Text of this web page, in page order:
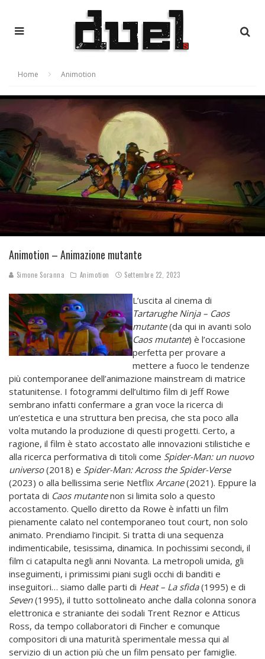
Home Animotion
Animotion – Animazione mutante
Simone Soranna Animotion Settembre 22, 2023
L’uscita al cinema di
Tartarughe Ninja – Caos
mutante(da qui in avanti solo
Caos mutante) è l’occasione
perfetta per provare a
mettere a fuoco le tendenze
più contemporanee dell’animazione mainstream di matrice
statunitense. I fotogrammi dell’ultimo film di Jeff Rowe
sembrano infatti confermare a gran voce la ricerca di
un’estetica e una struttura ben precisa, che sta poco alla
volta mutando la produzione di questi progetti. Certo, a
ragione, il film è stato accostato alle innovazioni stilistiche e
alla ricerca performativa di titoli come Spider-Man: un nuovo
universo(2018) e Spider-Man: Across the Spider-Verse
(2023) o alla bellissima serie Netflix Arcane(2021). Eppure la
portata di Caos mutantenon si limita solo a questo
accostamento. Quello diretto da Rowe è infatti un film
pienamente calato nel contemporaneo tout court, non solo
animato. Prendiamo l’incipit. Si tratta di una sequenza
indimenticabile, tesissima, dinamica. In pochissimi secondi, il
film ci catapulta negli anni Novanta. La metropoli umida, gli
inseguimenti, i primissimi piani sugli occhi di banditi e
inseguitori… siamo dalle parti di Heat – La sfida(1995) e di
Seven(1995), il tutto sottolineato anche dalla colonna sonora
elettronica e straniante dei sodali Trent Reznor e Atticus
Ross, da tempo collaboratori di Fincher e comunque
compositori di una maturità sperimentale messa qui al
servizio di un action più che un film pensato per famiglie.